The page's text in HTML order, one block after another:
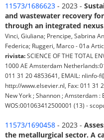
11573/1686623 - 2023 -
and wastewater recovery
through an integrated
Vinci, Giuliana; Prencipe, Sabrina
Federica; Ruggeri, Marco - 01a
rivista:SCIENCE OF THE TOTAL
1000 AE Amsterdam
011 31 20 4853641, EMAIL: nlinfo-
http://www.elsevier.nl, Fax: 011 31
New York ; Shannon ; Amsterdam :
WOS:001063412500001 (13) -
11573/1690458 - 2023 -
the metallurgical sector. A